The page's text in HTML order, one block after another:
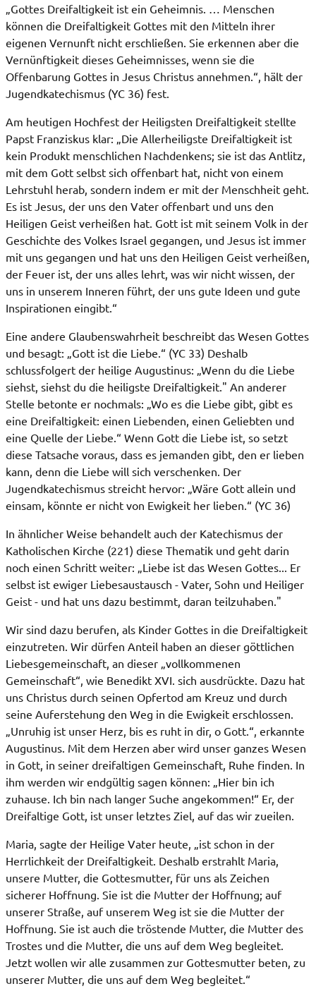
„Gottes Dreifaltigkeit ist ein Geheimnis. … Menschen
können die Dreifaltigkeit Gottes mit den Mitteln ihrer
eigenen Vernunft nicht erschließen. Sie erkennen aber die
Vernünftigkeit dieses Geheimnisses, wenn sie die
Offenbarung Gottes in Jesus Christus annehmen.“, hält der
Jugendkatechismus (YC 36) fest.
Am heutigen Hochfest der Heiligsten Dreifaltigkeit stellte
Papst Franziskus klar: „Die Allerheiligste Dreifaltigkeit ist
kein Produkt menschlichen Nachdenkens; sie ist das Antlitz,
mit dem Gott selbst sich offenbart hat, nicht von einem
Lehrstuhl herab, sondern indem er mit der Menschheit geht.
Es ist Jesus, der uns den Vater offenbart und uns den
Heiligen Geist verheißen hat. Gott ist mit seinem Volk in der
Geschichte des Volkes Israel gegangen, und Jesus ist immer
mit uns gegangen und hat uns den Heiligen Geist verheißen,
der Feuer ist, der uns alles lehrt, was wir nicht wissen, der
uns in unserem Inneren führt, der uns gute Ideen und gute
Inspirationen eingibt.“
Eine andere Glaubenswahrheit beschreibt das Wesen Gottes
und besagt: „Gott ist die Liebe.“ (YC 33) Deshalb
schlussfolgert der heilige Augustinus: „Wenn du die Liebe
siehst, siehst du die heiligste Dreifaltigkeit." An anderer
Stelle betonte er nochmals: „Wo es die Liebe gibt, gibt es
eine Dreifaltigkeit: einen Liebenden, einen Geliebten und
eine Quelle der Liebe.“ Wenn Gott die Liebe ist, so setzt
diese Tatsache voraus, dass es jemanden gibt, den er lieben
kann, denn die Liebe will sich verschenken. Der
Jugendkatechismus streicht hervor: „Wäre Gott allein und
einsam, könnte er nicht von Ewigkeit her lieben.“ (YC 36)
In ähnlicher Weise behandelt auch der Katechismus der
Katholischen Kirche (221) diese Thematik und geht darin
noch einen Schritt weiter: „Liebe ist das Wesen Gottes... Er
selbst ist ewiger Liebesaustausch - Vater, Sohn und Heiliger
Geist - und hat uns dazu bestimmt, daran teilzuhaben."
Wir sind dazu berufen, als Kinder Gottes in die Dreifaltigkeit
einzutreten. Wir dürfen Anteil haben an dieser göttlichen
Liebesgemeinschaft, an dieser „vollkommenen
Gemeinschaft“, wie Benedikt XVI. sich ausdrückte. Dazu hat
uns Christus durch seinen Opfertod am Kreuz und durch
seine Auferstehung den Weg in die Ewigkeit erschlossen.
„Unruhig ist unser Herz, bis es ruht in dir, o Gott.“, erkannte
Augustinus. Mit dem Herzen aber wird unser ganzes Wesen
in Gott, in seiner dreifaltigen Gemeinschaft, Ruhe finden. In
ihm werden wir endgültig sagen können: „Hier bin ich
zuhause. Ich bin nach langer Suche angekommen!“ Er, der
Dreifaltige Gott, ist unser letztes Ziel, auf das wir zueilen.
Maria, sagte der Heilige Vater heute, „ist schon in der
Herrlichkeit der Dreifaltigkeit. Deshalb erstrahlt Maria,
unsere Mutter, die Gottesmutter, für uns als Zeichen
sicherer Hoffnung. Sie ist die Mutter der Hoffnung; auf
unserer Straße, auf unserem Weg ist sie die Mutter der
Hoffnung. Sie ist auch die tröstende Mutter, die Mutter des
Trostes und die Mutter, die uns auf dem Weg begleitet.
Jetzt wollen wir alle zusammen zur Gottesmutter beten, zu
unserer Mutter, die uns auf dem Weg begleitet.“